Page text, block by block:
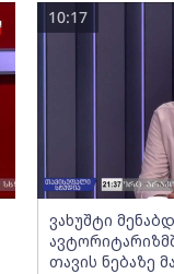
ვახუშტი
თავის ნებაზე
10:17